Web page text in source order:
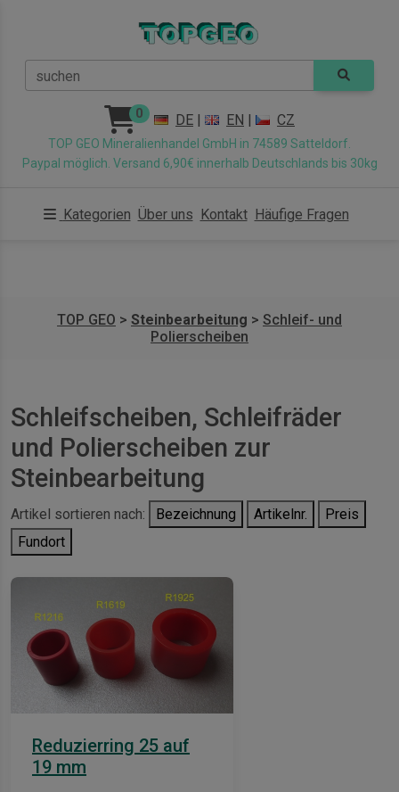
suchen
0 DE | EN | CZ
TOP GEO Mineralienhandel GmbH in 74589 Satteldorf.
Paypal möglich. Versand 6,90€ innerhalb Deutschlands bis 30kg
Kategorien Über uns Kontakt Häufige Fragen
TOP GEO > Steinbearbeitung > Schleif- und
Polierscheiben
Schleifscheiben, Schleifräder
und Polierscheiben zur
Steinbearbeitung
Artikel sortieren nach: Bezeichnung Artikelnr.
Preis
Fundort
Reduzierring 25 auf
19 mm